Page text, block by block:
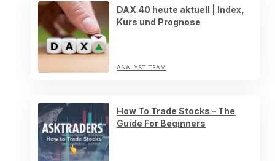
DAX 40 heute aktuell | Index,
Kurs und Prognose
ANALYST TEAM
How To Trade Stocks – The
Guide For Beginners